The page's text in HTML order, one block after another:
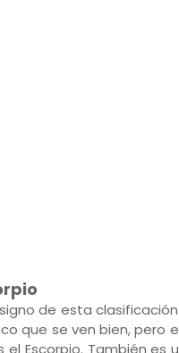
de esta
que se ven bien, pero
el Escorpio. También es